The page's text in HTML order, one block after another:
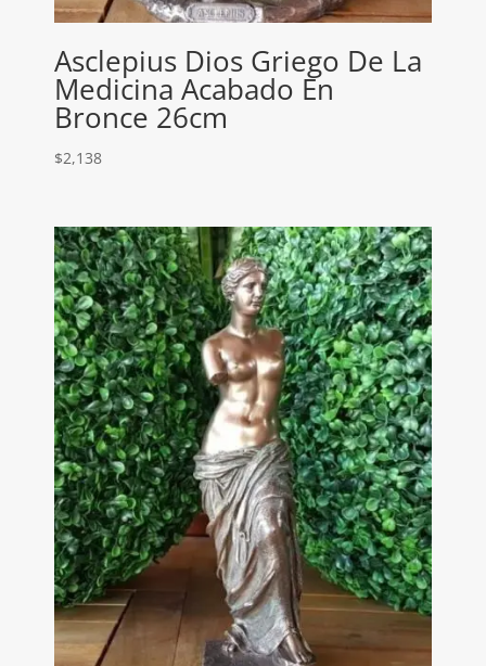
Asclepius Dios Griego De La
Medicina Acabado En
Bronce 26cm
$2,138